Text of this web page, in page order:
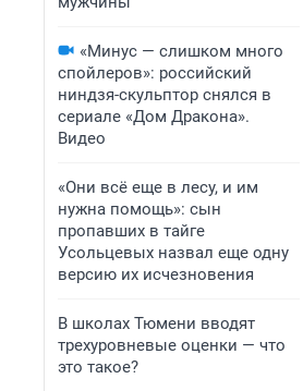
«Минус — слишком много
спойлеров»: российский
ниндзя-скульптор снялся в
сериале «Дом Дракона».
Видео
«Они всё еще в лесу, и им
нужна помощь»: сын
пропавших в тайге
Усольцевых назвал еще одну
версию их исчезновения
В школах Тюмени вводят
трехуровневые оценки — что
это такое?